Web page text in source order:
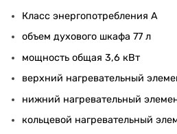
Класс энергопотребления A
объем духового шкафа 77 л
мощность общая 3,6 кВт
верхний нагревательный
нижний нагревательный
кольцевой нагревательный